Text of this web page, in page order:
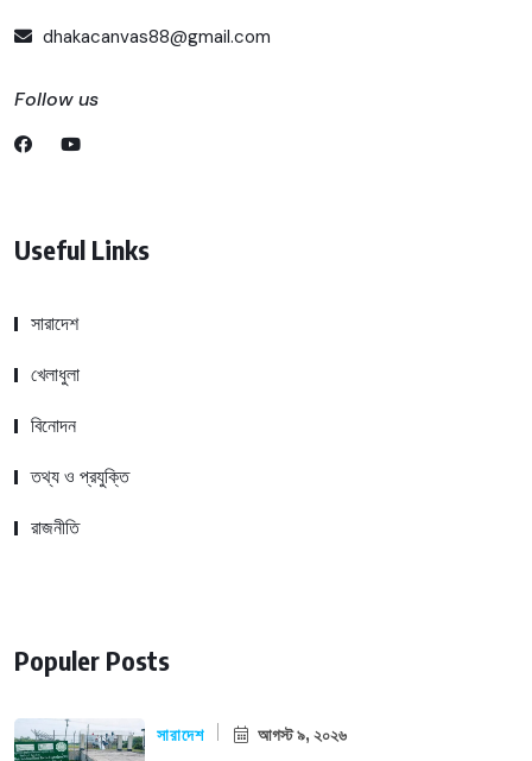
dhakacanvas88@gmail.com
Follow us
Useful Links
সারাদেশ
খেলাধুলা
বিনোদন
তথ্য ও প্রযুক্তি
রাজনীতি
Populer Posts
সারাদেশ আগস্ট ৯, ২০২৬